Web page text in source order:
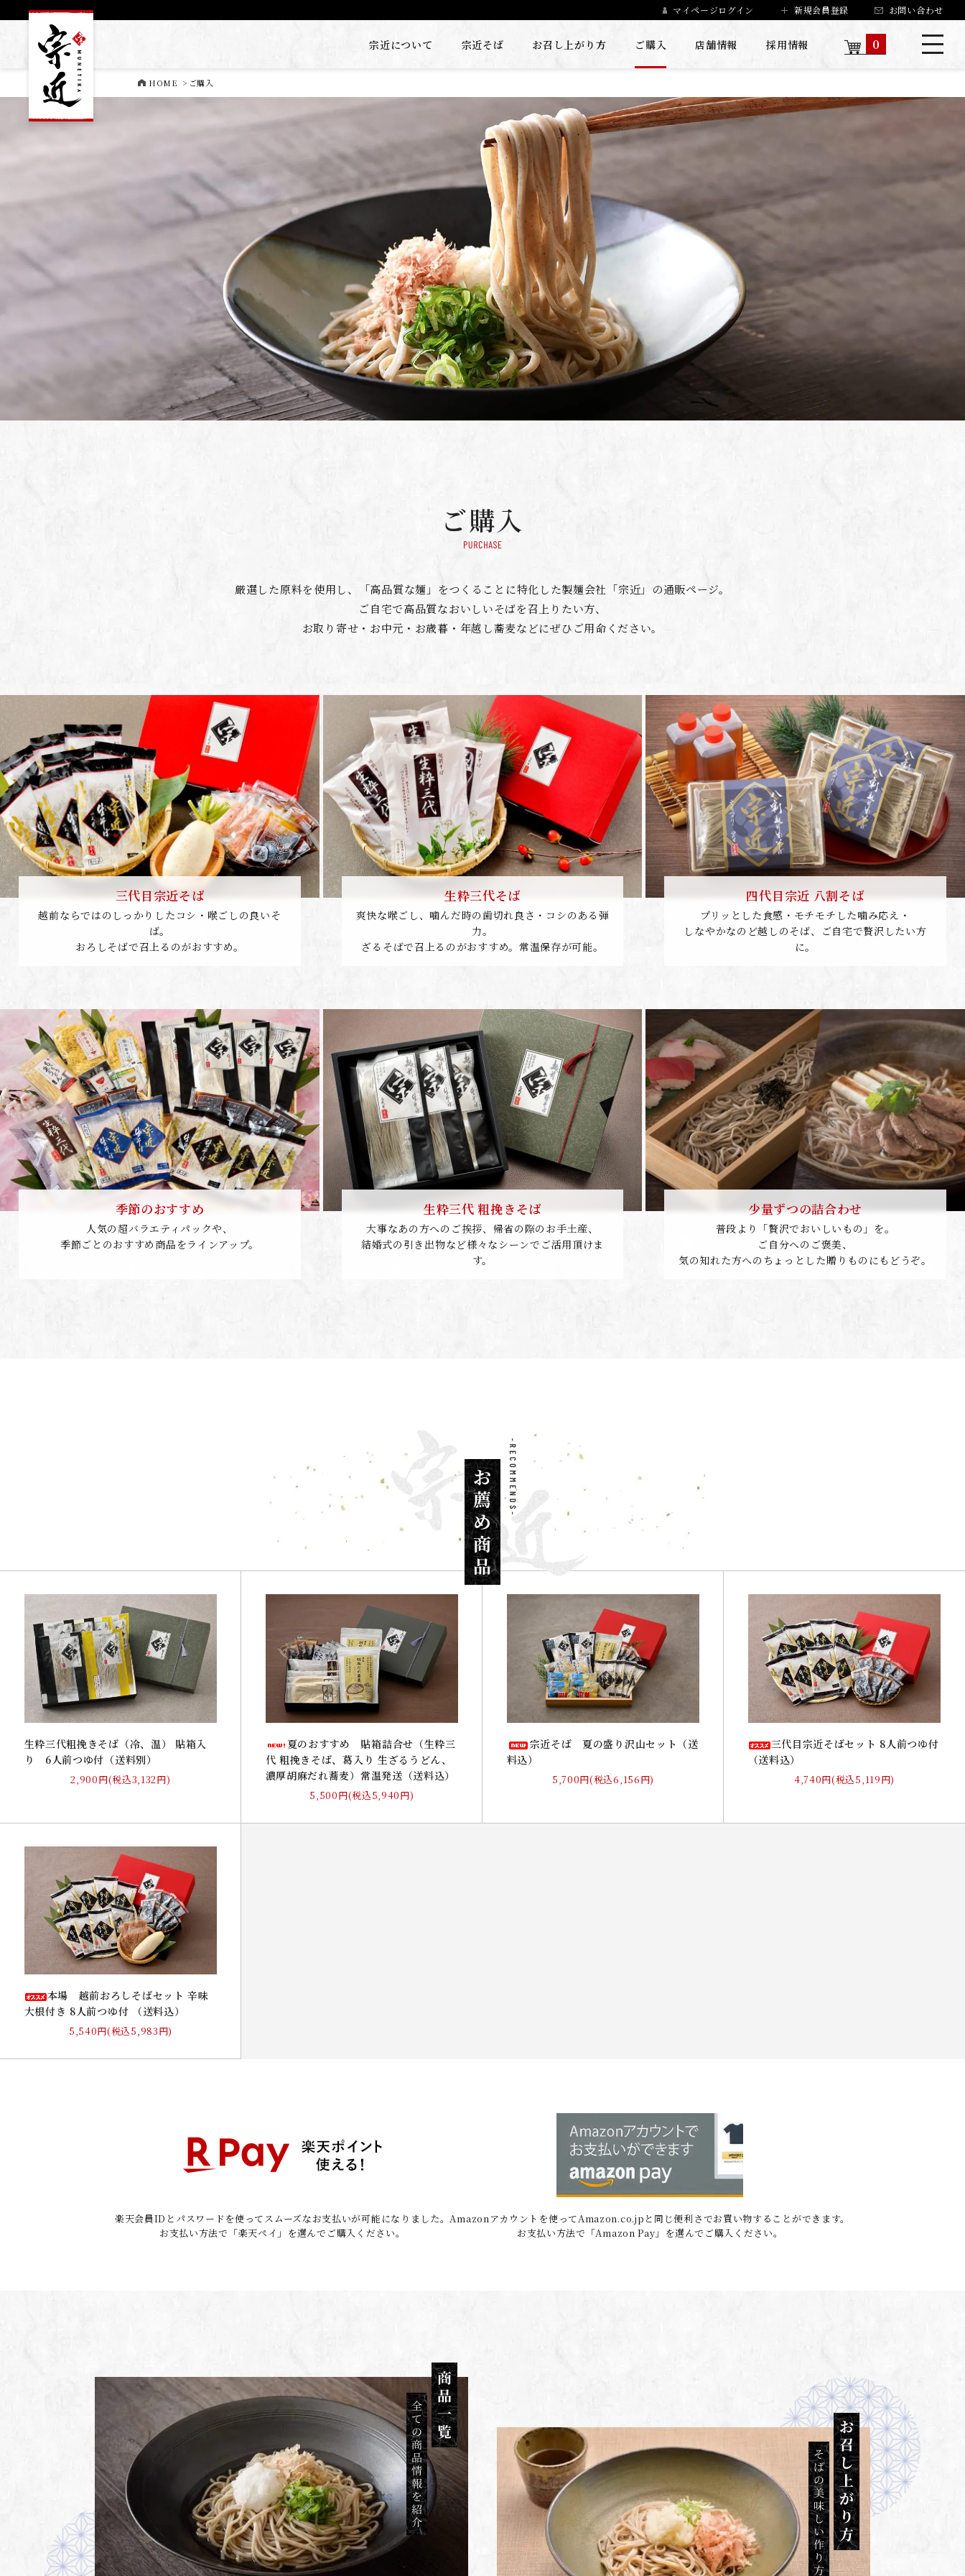
マイページログイン 新規会員登録 お問い合わせ
宗近について 宗近そば お召し上がり方 ご購入 店舗情報 採用情報 0
HOME > ご購入
ご購入
厳選した原料を使用し、「高品質な麺」をつくることに特化した製麺会社「宗近」の通販ページ。
ご自宅で高品質なおいしいそばを召上りたい方、
お取り寄せ・お中元・お歳暮・年越し蕎麦などにぜひご用命ください。
三代目宗近そば
越前ならではのしっかりしたコシ・喉ごしの良いそ
ば。
おろしそばで召上るのがおすすめ。
生粋三代そば
爽快な喉ごし、噛んだ時の歯切れ良さ・コシのある弾
力。
ざるそばで召上るのがおすすめ。常温保存が可能。
四代目宗近 八割そば
プリッとした食感・モチモチした噛み応え・
しなやかなのど越しのそば、ご自宅で贅沢したい方
に。
季節のおすすめ
人気の超バラエティパックや、
季節ごとのおすすめ商品をラインアップ。
生粋三代 粗挽きそば
大事なあの方へのご挨拶、帰省の際のお手土産、
結婚式の引き出物など様々なシーンでご活用頂けま
す。
少量ずつの詰合わせ
普段より「贅沢でおいしいもの」を。
ご自分へのご褒美、
気の知れた方へのちょっとした贈りものにもどうぞ。
生粋三代粗挽きそば（冷、温） 貼箱入
り 6人前つゆ付（送料別）
2,900円(税込3,132円)
夏のおすすめ 貼箱詰合せ（生粋三
代 粗挽きそば、葛入り 生ざるうどん、
濃厚胡麻だれ蕎麦）常温発送（送料込）
5,500円(税込5,940円)
宗近そば 夏の盛り沢山セット（送
料込）
5,700円(税込6,156円)
三代目宗近そばセット 8人前つゆ付
（送料込）
4,740円(税込5,119円)
本場 越前おろしそばセット 辛味
大根付き 8人前つゆ付 （送料込）
5,540円(税込5,983円)
楽天会員IDとパスワードを使ってスムーズなお支払いが可能になりました。
お支払い方法で「楽天ペイ」を選んでご購入ください。
Amazonアカウントを使ってAmazon.co.jpと同じ便利さでお買い物することができます。
お支払い方法で「Amazon Pay」を選んでご購入ください。